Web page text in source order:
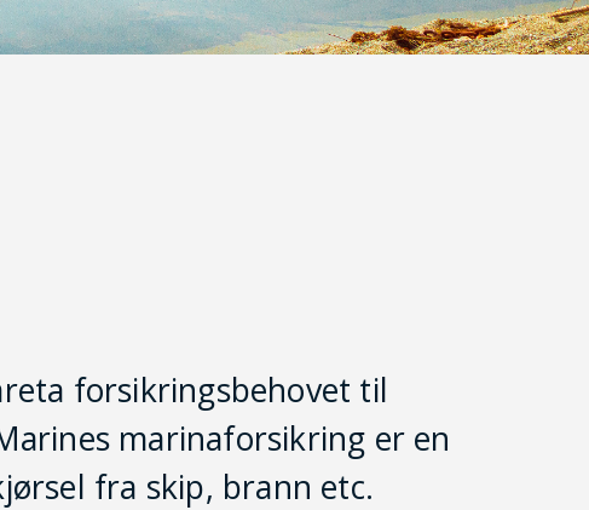
forsikringsbehovet til
marinaforsikring er en
fra skip, brann etc.